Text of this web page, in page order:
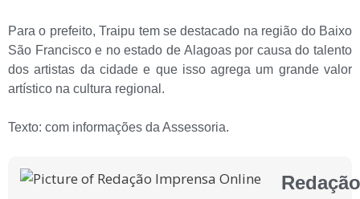
Para o prefeito, Traipu tem se destacado na região do Baixo
São Francisco e no estado de Alagoas por causa do talento
dos artistas da cidade e que isso agrega um grande valor
artístico na cultura regional.
Texto: com informações da Assessoria.
Redação